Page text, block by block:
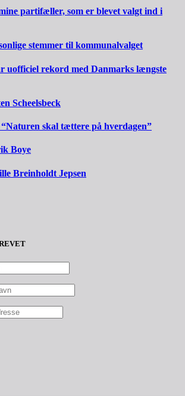
partifæller, som er blevet valgt ind i
stemmer til kommunalvalget
uofficiel rekord med Danmarks længste
Scheelsbeck
skal tættere på hverdagen”
Boye
Breinholdt Jepsen